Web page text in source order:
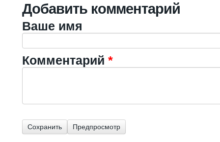
Добавить комментарий
Ваше имя
Комментарий *